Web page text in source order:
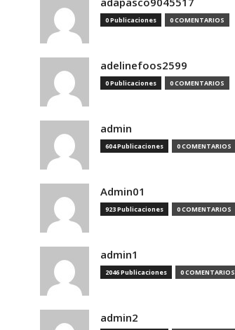
0 Publicaciones 0 COMENTARIOS
adelinefoos2599
0 Publicaciones 0 COMENTARIOS
admin
604 Publicaciones 0 COMENTARIOS
Admin01
923 Publicaciones 0 COMENTARIOS
admin1
2046 Publicaciones 0 COMENTARIOS
admin2